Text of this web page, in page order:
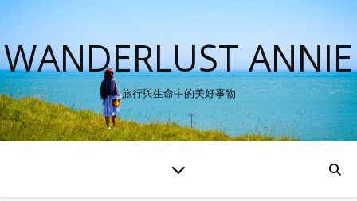
WANDERLUST ANNIE
旅行與生命中的美好事物